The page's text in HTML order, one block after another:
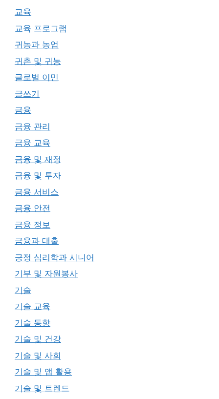
교육
교육 프로그램
귀농과 농업
귀촌 및 귀농
글로벌 이민
글쓰기
금융
금융 관리
금융 교육
금융 및 재정
금융 및 투자
금융 서비스
금융 안전
금융 정보
금융과 대출
긍정 심리학과 시니어
기부 및 자원봉사
기술
기술 교육
기술 동향
기술 및 건강
기술 및 사회
기술 및 앱 활용
기술 및 트렌드